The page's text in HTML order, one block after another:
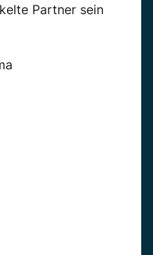
Partner sein